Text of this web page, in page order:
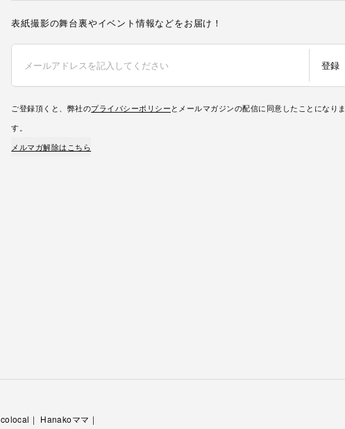
表紙撮影の舞台裏やイベント情報などをお届け！
登録
ご登録頂くと、弊社のプライバシーポリシーとメールマガジンの配信に同意したことになりま
す。
メルマガ解除はこちら
colocal
Hanakoママ